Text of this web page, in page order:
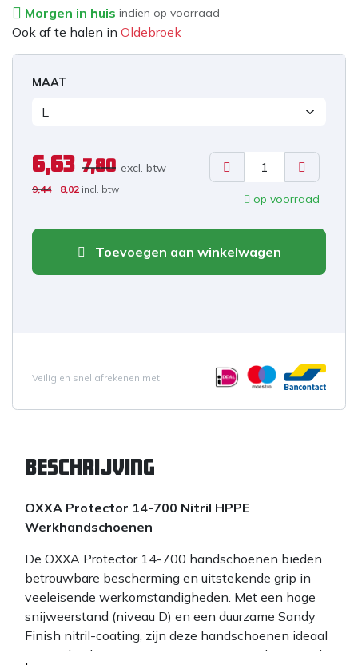
Morgen in huis indien op voorraad
Ook af te halen in Oldebroek
MAAT
6,63 7,80 excl. btw
9,44 8,02 incl. btw
op voorraad
Toevoegen aan winkelwagen
Veilig en snel afrekenen met
Beschrijving
OXXA Protector 14-700 Nitril HPPE
Werkhandschoenen
De OXXA Protector 14-700 handschoenen bieden
betrouwbare bescherming en uitstekende grip in
veeleisende werkomstandigheden. Met een hoge
snijweerstand (niveau D) en een duurzame Sandy
Finish nitril-coating, zijn deze handschoenen ideaal
voor gebruik in omgevingen met water, olie, en vuil.